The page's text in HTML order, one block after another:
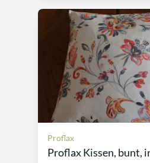
Proflax
Proflax Kissen, bunt,